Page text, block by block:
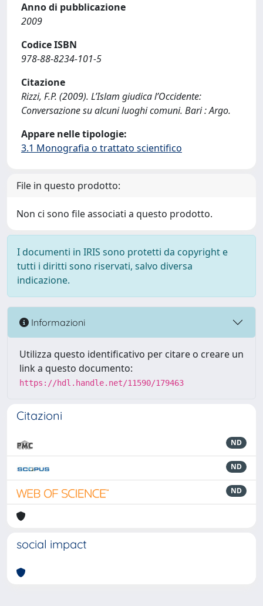
Anno di pubblicazione
2009
Codice ISBN
978-88-8234-101-5
Citazione
Rizzi, F.P. (2009). L’Islam giudica l’Occidente:
Conversazione su alcuni luoghi comuni. Bari : Argo.
Appare nelle tipologie:
3.1 Monografia o trattato scientifico
File in questo prodotto:
Non ci sono file associati a questo prodotto.
I documenti in IRIS sono protetti da copyright e
tutti i diritti sono riservati, salvo diversa
indicazione.
Informazioni
Utilizza questo identificativo per citare o creare un
link a questo documento:
https://hdl.handle.net/11590/179463
Citazioni
ND
ND
ND
social impact